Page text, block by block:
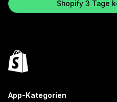
Shopify 3 Tage
App-Kategorien